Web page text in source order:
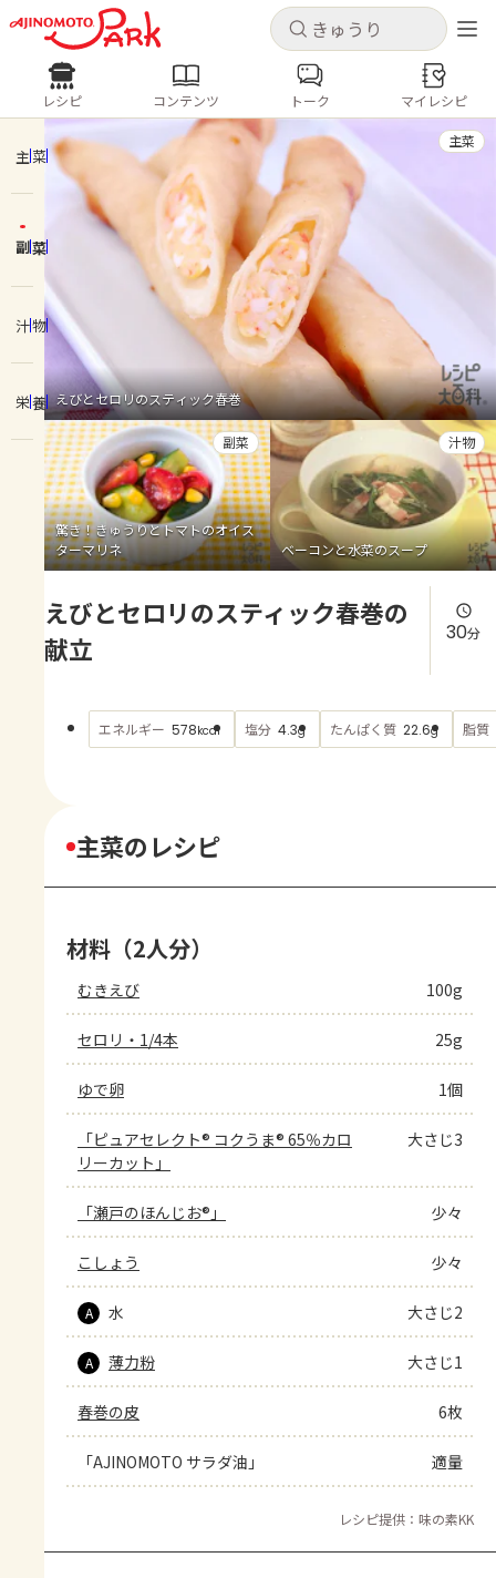
キャンセル
ログインするとレシピを保存できます
ログイン 新規登録
ホーム
コンテンツ
レシピ
トーク
よくあるお問い合わせ
お買い物
AJINOMOTO PARK とは
キャンセル
レシピ コンテンツ
人気の食材・レシピ
きゅうり なす トマト
とうもろこし
ピーマン
みょうが ゴーヤ
レシピ コンテンツ トーク マイレシピ
主菜
副菜
汁物
栄養 えびとセロリのスティック春巻
主菜
驚き！きゅうりとトマトのオイス
ターマリネ
副菜
ベーコンと水菜のスープ
汁物
えびとセロリのスティック春巻の
献立
30分
エネルギー 578kcal 塩分 4.3g たんぱく質 22.6g 脂質
主菜のレシピ
材料（2人分）
むきえび 100g
セロリ・1/4本 25g
ゆで卵 1個
「ピュアセレクト® コクうま® 65％カロ
リーカット」
大さじ3
「瀬戸のほんじお®」 少々
こしょう 少々
A 水 大さじ2
A 薄力粉 大さじ1
春巻の皮 6枚
「AJINOMOTO サラダ油」 適量
レシピ提供：味の素KK